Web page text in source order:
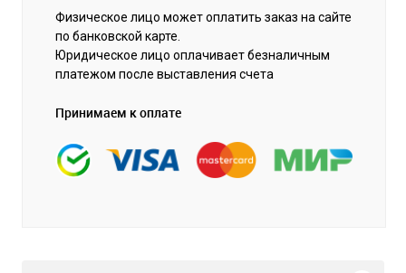
Физическое лицо может оплатить заказ на сайте
по банковской карте.
Юридическое лицо оплачивает безналичным
платежом после выставления счета
Принимаем к оплате